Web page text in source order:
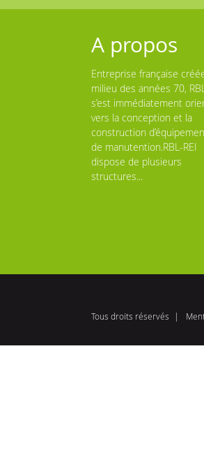
A propos
Entreprise française
milieu des années 70,
s’est immédiatement
vers la conception et la
construction
de manutention.RBL-REI
dispose de plusieurs
structures...
Tous droits réservés